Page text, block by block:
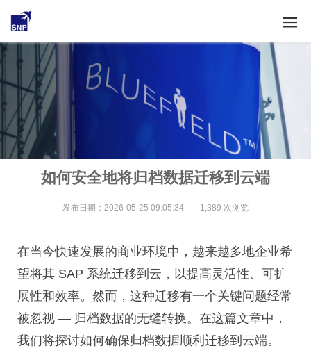
如何安全地将归档数据迁移到云端
发布日期：2026-05-25 09:05:34 1,389 次浏览
在当今快速发展的商业环境中，越来越多地企业希
望将其 SAP 系统迁移到云，以提高灵活性、可扩
展性和效率。然而，这种迁移有一个关键问题经常
被忽视 — 归档数据的无缝转换。在这篇文章中，
我们将探讨如何确保归档数据顺利迁移到云端。